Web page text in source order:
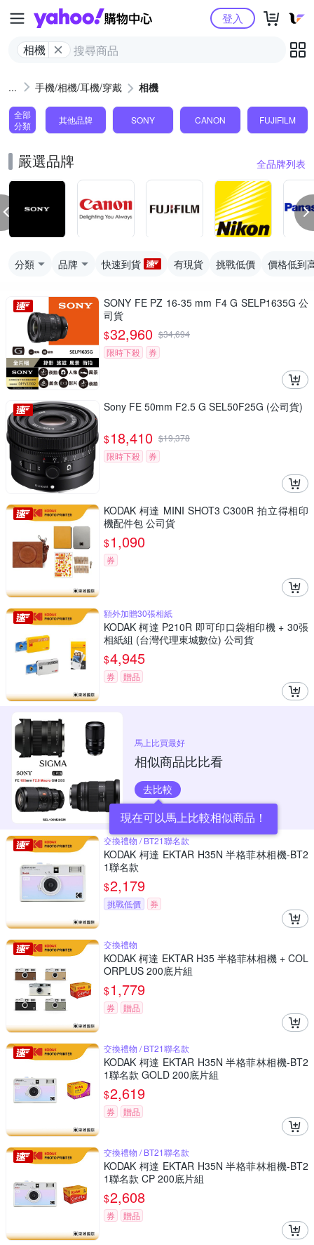
Yahoo購物中心
相機
登入
手機/相機/耳機/穿戴 相機
全部
分類
其他品牌 SONY CANON FUJIFILM
嚴選品牌 全品牌列表
分類 品牌 快速到貨 有現貨 挑戰低價 價格低到
SONY FE PZ 16-35 mm F4 G SELP1635G 公
司貨
$32,960 $34,694
限時下殺
券
Sony FE 50mm F2.5 G SEL50F25G (公司貨)
$18,410 $19,378
限時下殺
券
KODAK 柯達 MINI SHOT3 C300R 拍立得相印
機配件包 公司貨
$1,090
券
額外加贈30張相紙
KODAK 柯達 P210R 即可印口袋相印機 + 30張
相紙組 (台灣代理東城數位) 公司貨
$4,945
券 贈品
馬上比買最好
相似商品比比看
去比較
現在可以馬上比較相似商品！
交換禮物 / BT21聯名款
KODAK 柯達 EKTAR H35N 半格菲林相機-BT2
1聯名款
$2,179
挑戰低價 券
交換禮物
KODAK 柯達 EKTAR H35 半格菲林相機 + COL
ORPLUS 200底片組
$1,779
券 贈品
交換禮物 / BT21聯名款
KODAK 柯達 EKTAR H35N 半格菲林相機-BT2
1聯名款 GOLD 200底片組
$2,619
券 贈品
交換禮物 / BT21聯名款
KODAK 柯達 EKTAR H35N 半格菲林相機-BT2
1聯名款 CP 200底片組
$2,608
券 贈品